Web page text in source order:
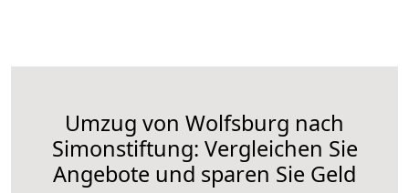
Umzug von Wolfsburg nach
Simonstiftung: Vergleichen Sie
Angebote und sparen Sie Geld